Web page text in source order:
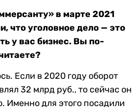
в марте 2021
что уголовное дело — это
у вас бизнес. Вы по-
Если в 2020 году оборот
32 млрд руб., то сейчас он
Именно для этого посадили